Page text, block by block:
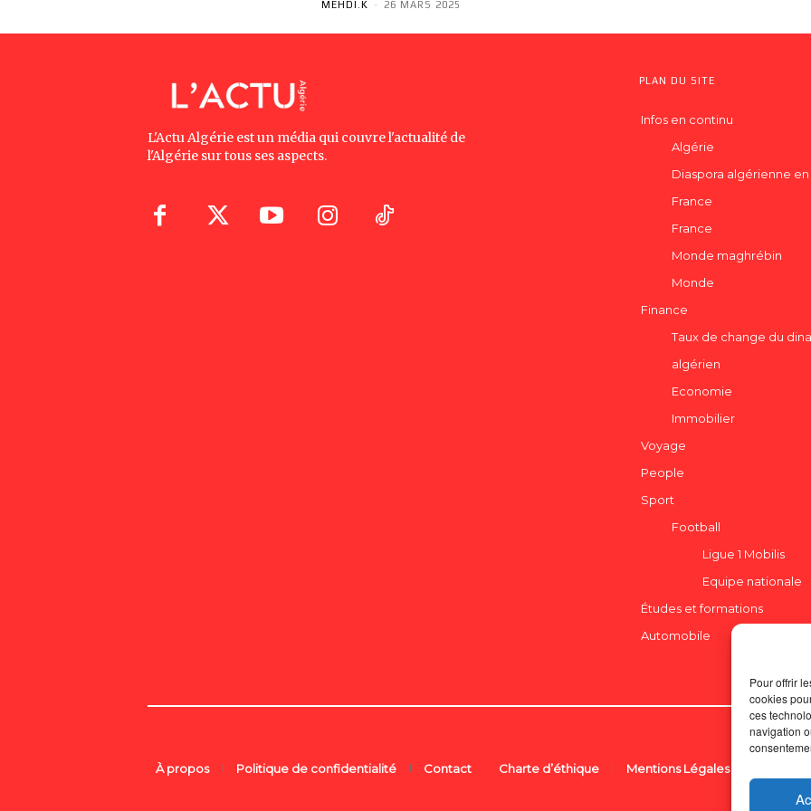
Pour offrir
cookies
ces
navigation
MEHDI.K - 26 MARS 2025
L'Actu Algérie est un média qui couvre l'actualité de
l'Algérie sur tous ses aspects.
PLAN DU SITE
Infos en continu
Algérie
Diaspora algérienne en
France
France
Monde maghrébin
Monde
Finance
Taux de change du
algérien
Economie
Immobilier
Voyage
People
Sport
Football
Ligue 1 Mobilis
Equipe nationale
Études et formations
Automobile
À propos Politique de confidentialité Contact Charte d’éthique Mentions Légales